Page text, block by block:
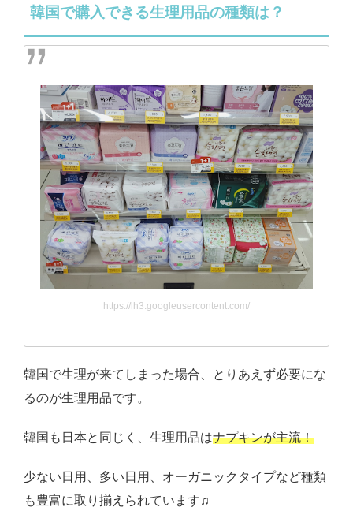
韓国で購入できる生理用品の種類は？
https://lh3.googleusercontent.com/
韓国で生理が来てしまった場合、とりあえず必要にな
るのが生理用品です。
韓国も日本と同じく、生理用品はナプキンが主流！
少ない日用、多い日用、オーガニックタイプなど種類
も豊富に取り揃えられています♫